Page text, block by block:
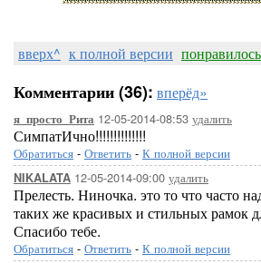
вверх^ к полной версии
Комментарии (36): вперёд»
я_просто_Рита 12-05-2014-08:53 удалить
СимпатИчно!!!!!!!!!!!!!!
Обратиться - Ответить - К полной версии
NIKALATA 12-05-2014-09:00 удалить
Прелесть. Ниночка. это то что часто
таких же красивых и стильных рамок
Спасибо тебе.
Обратиться - Ответить - К полной версии